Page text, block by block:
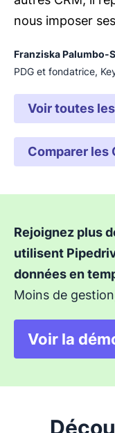
nous imposer
Franziska Palumbo-
PDG et fondatrice,
Voir toutes
Comparer les
Rejoignez plus
utilisent
données en
Moins de
Voir la